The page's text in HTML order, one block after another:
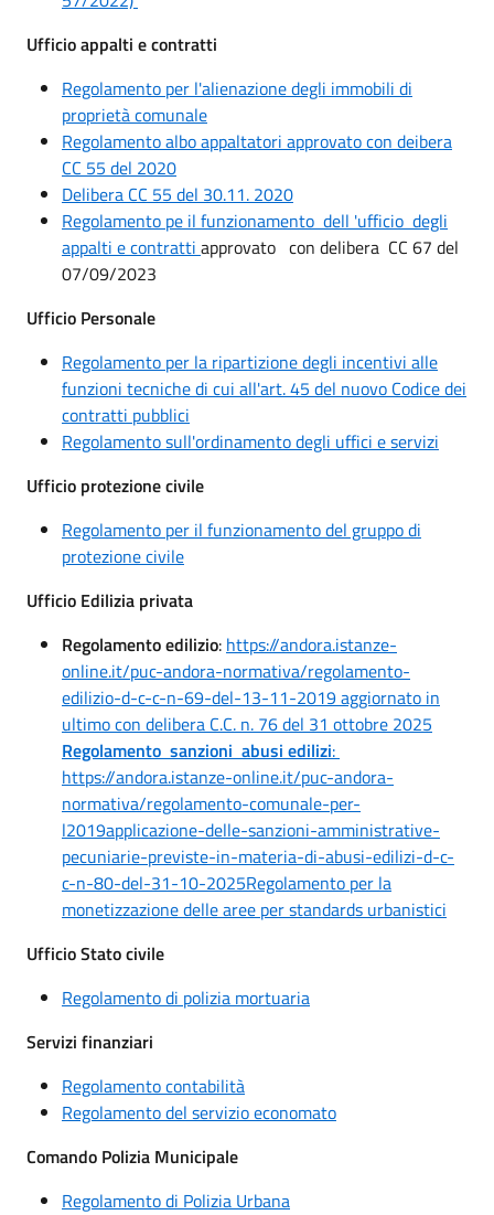
Ufficio appalti e contratti
Regolamento per l'alienazione degli immobili di
proprietà comunale
Regolamento albo appaltatori approvato con deibera
CC 55 del 2020
Delibera CC 55 del 30.11. 2020
Regolamento pe il funzionamento dell 'ufficio degli
appalti e contratti approvato con delibera CC 67 del
07/09/2023
Ufficio Personale
Regolamento per la ripartizione degli incentivi alle
funzioni tecniche di cui all'art. 45 del nuovo Codice dei
contratti pubblici
Regolamento sull'ordinamento degli uffici e servizi
Ufficio protezione civile
Regolamento per il funzionamento del gruppo di
protezione civile
Ufficio Edilizia privata
Regolamento edilizio: https://andora.istanze-
online.it/puc-andora-normativa/regolamento-
edilizio-d-c-c-n-69-del-13-11-2019 aggiornato in
ultimo con delibera C.C. n. 76 del 31 ottobre 2025
Regolamento sanzioni abusi edilizi:
https://andora.istanze-online.it/puc-andora-
normativa/regolamento-comunale-per-
l2019applicazione-delle-sanzioni-amministrative-
pecuniarie-previste-in-materia-di-abusi-edilizi-d-c-
c-n-80-del-31-10-2025Regolamento per la
monetizzazione delle aree per standards urbanistici
Ufficio Stato civile
Regolamento di polizia mortuaria
Servizi finanziari
Regolamento contabilità
Regolamento del servizio economato
Comando Polizia Municipale
Regolamento di Polizia Urbana